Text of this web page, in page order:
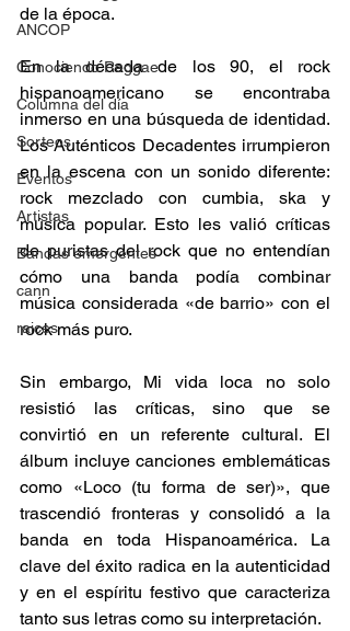
ANCOP
Conociendo Reggae
Columna del día
Sorteos
Eventos
Artistas
Bandas emergentes
cann
raices
de la época.
En la década de los 90, el rock
hispanoamericano se encontraba
inmerso en una búsqueda de identidad.
Los Auténticos Decadentes irrumpieron
en la escena con un sonido diferente:
rock mezclado con cumbia, ska y
música popular. Esto les valió críticas
de puristas del rock que no entendían
cómo una banda podía combinar
música considerada «de barrio» con el
rock más puro.
Sin embargo, Mi vida loca no solo
resistió las críticas, sino que se
convirtió en un referente cultural. El
álbum incluye canciones emblemáticas
como «Loco (tu forma de ser)», que
trascendió fronteras y consolidó a la
banda en toda Hispanoamérica. La
clave del éxito radica en la autenticidad
y en el espíritu festivo que caracteriza
tanto sus letras como su interpretación.